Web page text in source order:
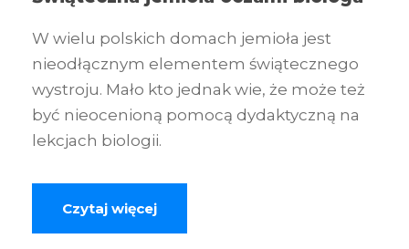
W wielu polskich domach jemioła jest
nieodłącznym elementem świątecznego
wystroju. Mało kto jednak wie, że może też
być nieocenioną pomocą dydaktyczną na
lekcjach biologii.
Czytaj więcej